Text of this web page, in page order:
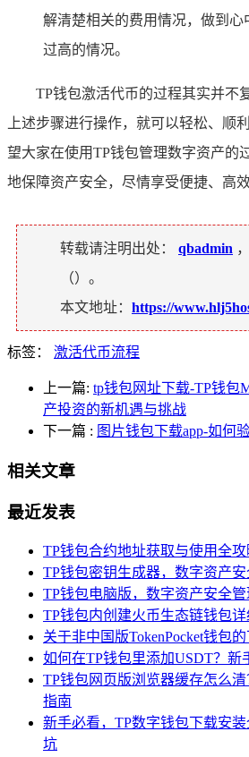
解清楚相关的费用情况，做到心
过高的情况。
TP钱包激活代币的过程其实并不
上述步骤进行操作，就可以轻松、顺
望大家在使用TP钱包管理数字资产的
地保障资产安全，尽情享受便捷、高
转载请注明出处： qbadmin
（）。
本文地址： https://
标签： 激活代币流程
上一篇: tp钱包网址下载-TP钱包
产投资的新机遇与挑战
下一篇 : 图片钱包下载app-如何
相关文章
最近发表
TP钱包合约地址获取与使用全攻
TP钱包密钥生成器，数字资产
TP钱包电脑版，数字资产安全
TP钱包内创建火币生态链钱包
关于非中国版TokenPocket钱包
如何在TP钱包里添加USDT？新
TP钱包网页版浏览器缓存怎么
指南
新手必看，TP数字钱包下载安
坑